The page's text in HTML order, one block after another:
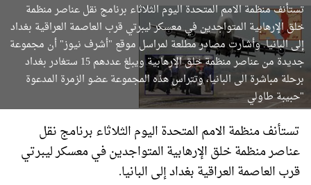
تستأنف منظمة الامم المتحدة اليوم الثلاثاء برنامج نقل عناصر منظمة
خلق الإرهابية المتواجدين في معسكر ليبرتي قرب العاصمة العراقية بغداد
إلى البانيا. وأشارت مصادر مطلعة لمراسل موقع "أشرف نيوز" أن مجموعة
جديدة من عناصر منظمة خلق الإرهابية ويبلغ عددهم 15 ستغادر بغداد
برحلة مباشرة الى البانيا، وتتراس هذه المجموعة عضو الزمرة المدعوة
"حبيبة طاولي
تستأنف منظمة الامم المتحدة اليوم الثلاثاء برنامج نقل
عناصر منظمة خلق الإرهابية المتواجدين في معسكر ليبرتي
قرب العاصمة العراقية بغداد إلى البانيا.